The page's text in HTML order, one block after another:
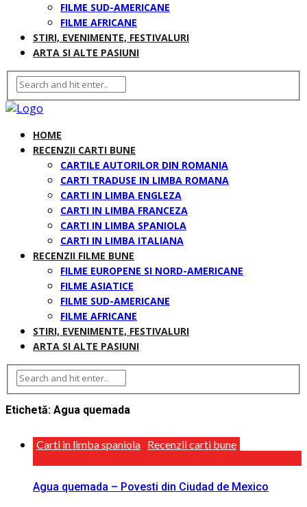
FILME SUD-AMERICANE
FILME AFRICANE
STIRI, EVENIMENTE, FESTIVALURI
ARTA SI ALTE PASIUNI
HOME
RECENZII CARTI BUNE
CARTILE AUTORILOR DIN ROMANIA
CARTI TRADUSE IN LIMBA ROMANA
CARTI IN LIMBA ENGLEZA
CARTI IN LIMBA FRANCEZA
CARTI IN LIMBA SPANIOLA
CARTI IN LIMBA ITALIANA
RECENZII FILME BUNE
FILME EUROPENE SI NORD-AMERICANE
FILME ASIATICE
FILME SUD-AMERICANE
FILME AFRICANE
STIRI, EVENIMENTE, FESTIVALURI
ARTA SI ALTE PASIUNI
Etichetă: Agua quemada
Carti in limba spaniola Recenzii carti bune
Agua quemada – Povesti din Ciudad de Mexico